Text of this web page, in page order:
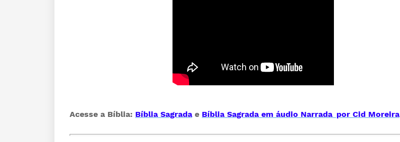
Acesse a Bíblia: Bíblia Sagrada e Bíblia Sagrada em áudio Narrada por Cid Moreira